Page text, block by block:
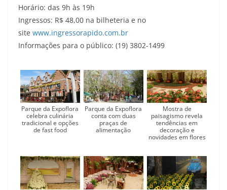
Horário: das 9h às 19h
Ingressos: R$ 48,00 na bilheteria e no
site www.ingressorapido.com.br
Informações para o público: (19) 3802-1499
Parque da Expoflora
celebra culinária
tradicional e opções
de fast food
Parque da Expoflora
conta com duas
praças de
alimentação
Mostra de
paisagismo revela
tendências em
decoração e
novidades em flores